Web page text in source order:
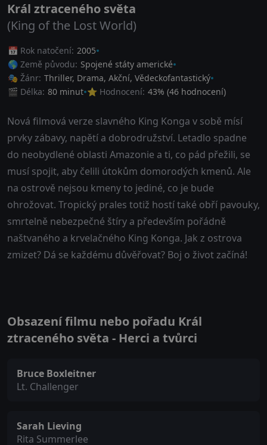
Král ztraceného světa
(King of the Lost World)
📅 Rok natočení: 2005
🌎 Země původu: Spojené státy americké
🎭 Žánr: Thriller, Drama, Akční, Vědeckofantastický
🎬 Délka: 80 minut ⭐ Hodnocení: 43% (46 hodnocení)
Nová filmová verze slavného King Konga v sobě mísí
prvky zábavy, napětí a dobrodružství. Letadlo spadne
do neobydlené oblasti Amazonie a ti, co pád přežili, se
musí spojit, aby čelili útokům domorodých kmenů. Ale
na ostrově nejsou kmeny to jediné, co je bude
ohrožovat. Tropický prales totiž hostí také obří pavouky,
smrtelně nebezpečné štíry a především pořádně
naštvaného a krvelačného King Konga. Jak z ostrova
zmizet? Dá se každému důvěřovat? Boj o život začíná!
Obsazení filmu nebo pořadu Král
ztraceného světa - Herci a tvůrci
Bruce Boxleitner
Lt. Challenger
Sarah Lieving
Rita Summerlee